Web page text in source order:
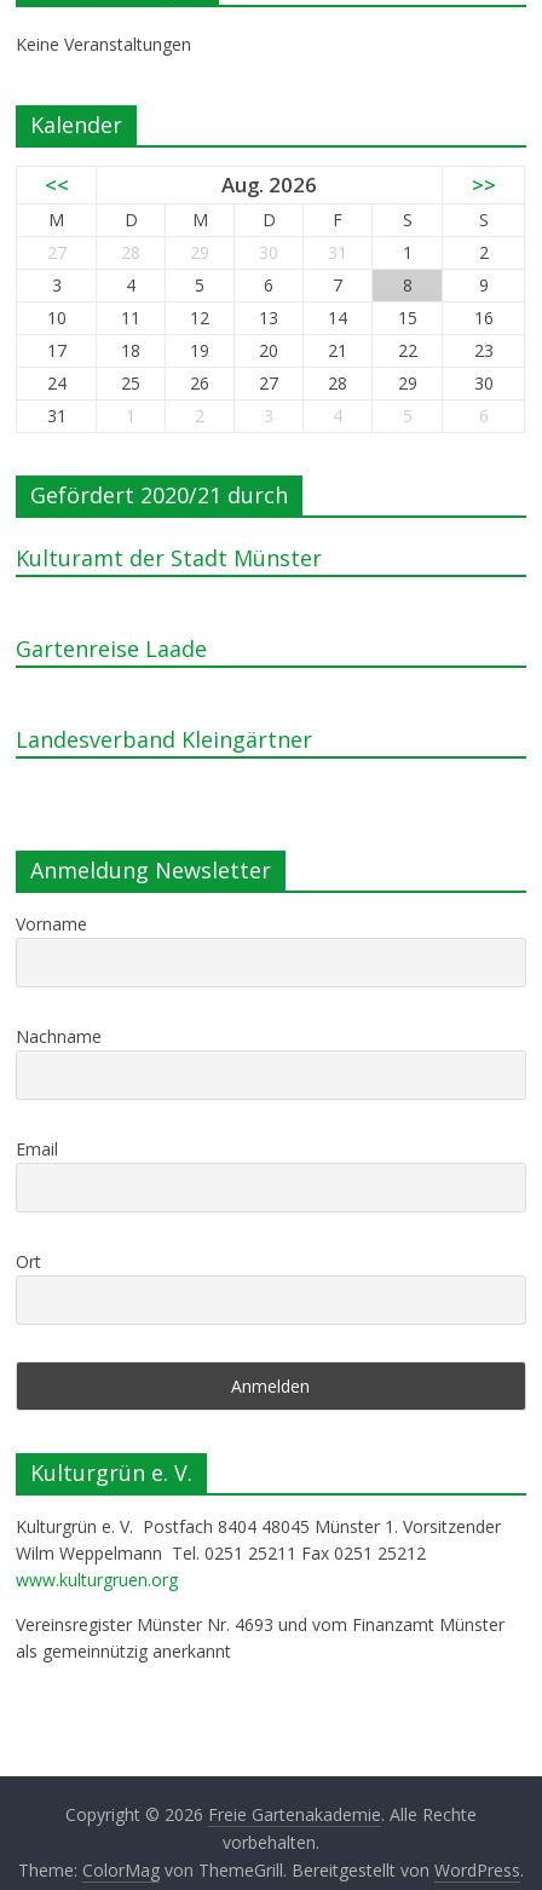
Keine Veranstaltungen
Kalender
<< Aug. 2026 >>
M D M D F S
S
27
28 29 30 31 1
2
3
4 5 6 7 8
9
10
11 12 13 14 15
16
17
18 19 20 21 22
23
24
25 26 27 28 29
30
31
1 2 3 4 5 6
Gefördert 2020/21 durch
Kulturamt der Stadt Münster
Gartenreise Laade
Landesverband Kleingärtner
Anmeldung Newsletter
Vorname
Nachname
Email
Ort
Kulturgrün e. V.
Kulturgrün e. V. Postfach 8404 48045 Münster 1. Vorsitzender
Wilm Weppelmann Tel. 0251 25211 Fax 0251 25212
www.kulturgruen.org
Vereinsregister Münster Nr. 4693 und vom Finanzamt Münster
als gemeinnützig anerkannt
Copyright © 2026 Freie Gartenakademie. Alle Rechte
vorbehalten.
Theme: ColorMagvon ThemeGrill. Bereitgestellt von WordPress.